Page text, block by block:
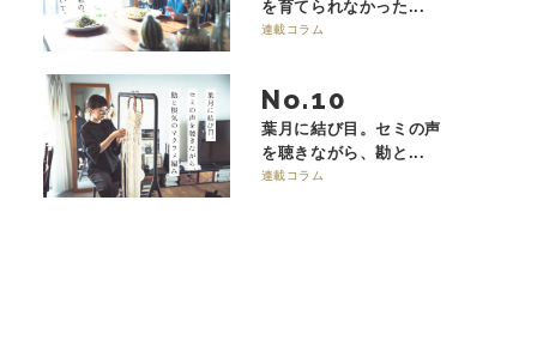
を育てられなかった...
連載コラム
No.
葉月に結び目。セミの声
を聴きながら、勘と...
連載コラム